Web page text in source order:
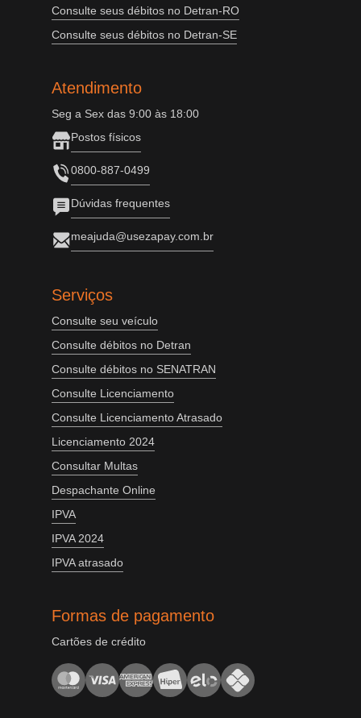
Consulte seus débitos no Detran-RO
Consulte seus débitos no Detran-SE
Atendimento
Seg a Sex das 9:00 às 18:00
Postos físicos
0800-887-0499
Dúvidas frequentes
meajuda@usezapay.com.br
Serviços
Consulte seu veículo
Consulte débitos no Detran
Consulte débitos no SENATRAN
Consulte Licenciamento
Consulte Licenciamento Atrasado
Licenciamento 2024
Consultar Multas
Despachante Online
IPVA
IPVA 2024
IPVA atrasado
Formas de pagamento
Cartões de crédito